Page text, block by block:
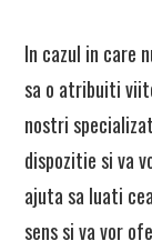
In cazul in care
sa o atribuiti
nostri
dispozitie si va
ajuta sa luati
sens si va vor